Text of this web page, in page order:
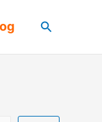
Cari